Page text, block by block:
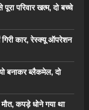
पूरा परिवार खत्म, दो बच्चे
कार, रेस्क्यू ऑपरेशन
बनाकर ब्लैकमेल, दो
कपड़े धोने गया था